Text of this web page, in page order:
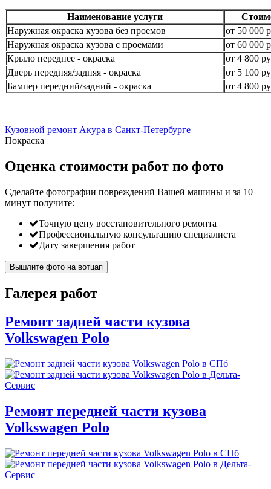
Наименование услуги
Наружная окраска кузова без проемов
от 50 000
Наружная окраска кузова с проемами
от 60 000
Крыло переднее - окраска
от 4 800
Дверь передняя/задняя - окраска
от 5 100
Бампер передний/задний - окраска
от 4 800
Кузовной ремонт Акура в Санкт-Петербурге
Покраска
Оценка стоимости работ по фото
Сделайте фотографии повреждений Вашей машины и за 10
минут получите:
Точную цену восстановительного ремонта
Профессиональную консультацию специалиста
Дату завершения работ
Вышлите фото на вотцап
Галерея работ
Ремонт задней части кузова
Volkswagen Polo
Ремонт передней части кузова
Volkswagen Polo